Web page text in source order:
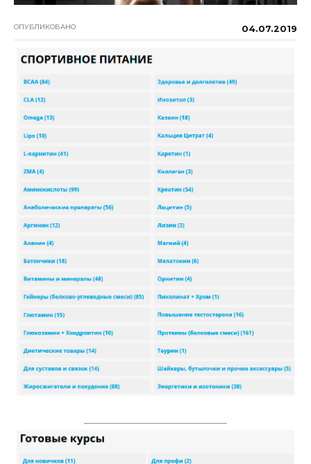
ОПУБЛИКОВАНО 04.07.2019